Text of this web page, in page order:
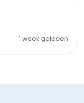
1 week geleden